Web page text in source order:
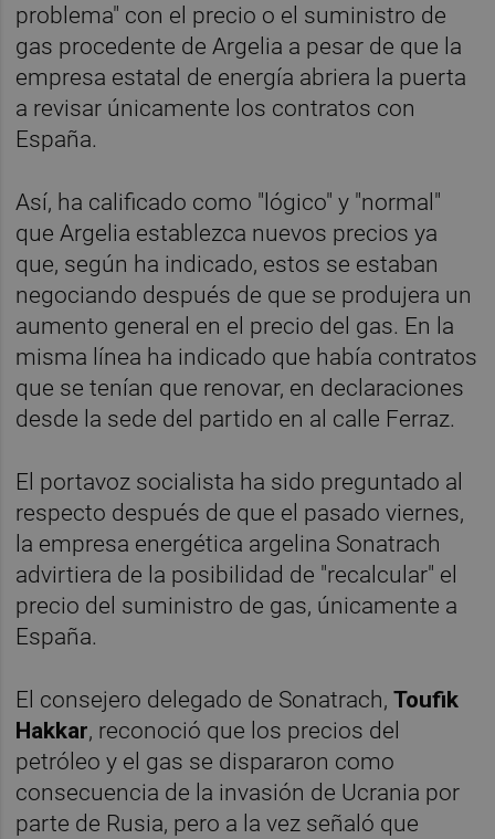
problema" con el precio o el suministro de
gas procedente de Argelia a pesar de que la
empresa estatal de energía abriera la puerta
a revisar únicamente los contratos con
España.
Así, ha calificado como "lógico" y "normal"
que Argelia establezca nuevos precios ya
que, según ha indicado, estos se estaban
negociando después de que se produjera un
aumento general en el precio del gas. En la
misma línea ha indicado que había contratos
que se tenían que renovar, en declaraciones
desde la sede del partido en al calle Ferraz.
El portavoz socialista ha sido preguntado al
respecto después de que el pasado viernes,
la empresa energética argelina Sonatrach
advirtiera de la posibilidad de "recalcular" el
precio del suministro de gas, únicamente a
España.
El consejero delegado de Sonatrach,Toufik
Hakkar, reconoció que los precios del
petróleo y el gas se dispararon como
consecuencia de la invasión de Ucrania por
parte de Rusia, pero a la vez señaló que